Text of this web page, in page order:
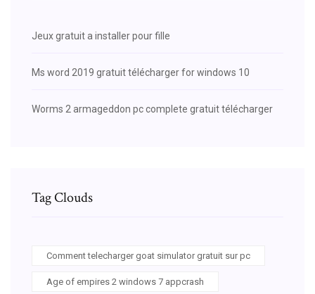
Jeux gratuit a installer pour fille
Ms word 2019 gratuit télécharger for windows 10
Worms 2 armageddon pc complete gratuit télécharger
Tag Clouds
Comment telecharger goat simulator gratuit sur pc
Age of empires 2 windows 7 appcrash